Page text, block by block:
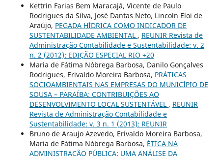
Kettrin Farias Bem Maracajá, Vicente de Paulo
Rodrigues da Silva, José Dantas Neto, Lincoln Eloi de
Araújo, PEGADA HÍDRICA COMO INDICADOR DE
SUSTENTABILIDADE AMBIENTAL , REUNIR Revista de
Administração Contabilidade e Sustentabilidade: v. 2
n. 2 (2012): EDIÇÃO ESPECIAL RIO +20
Maria de Fátima Nóbrega Barbosa, Danilo Gonçalves
Rodrigues, Erivaldo Moreira Barbosa, PRÁTICAS
SOCIOAMBIENTAIS NAS EMPRESAS DO MUNICÍPIO DE
SOUSA – PARAÍBA: CONTRIBUIÇÕES AO
DESENVOLVIMENTO LOCAL SUSTENTÁVEL , REUNIR
Revista de Administração Contabilidade e
Sustentabilidade: v. 3 n. 1 (2013): REUNIR
Bruno de Araujo Azevedo, Erivaldo Moreira Barbosa,
Maria de Fátima Nóbrega Barbosa, ÉTICA NA
ADMINISTRAÇÃO PÚBLICA: UMA ANÁLISE DA